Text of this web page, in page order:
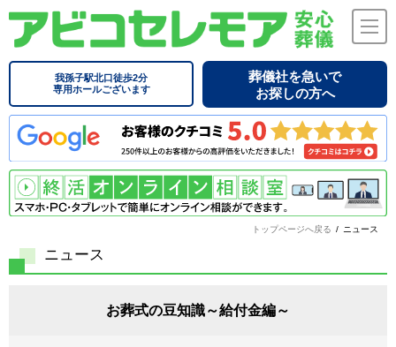
我孫子駅北口徒歩2分
専用ホールございます
葬儀社を急いで
お探しの方へ
トップページへ戻る / ニュース
ニュース
お葬式の豆知識～給付金編～